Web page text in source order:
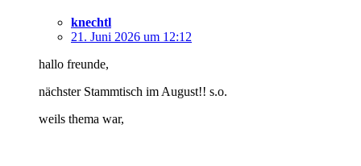
knechtl
21. Juni 2026 um 12:12
hallo freunde,
nächster Stammtisch im August!! s.o.
weils thema war,